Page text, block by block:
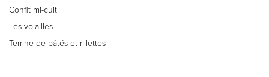
Confit mi-cuit
Les volailles
Terrine de pâtés et rillettes